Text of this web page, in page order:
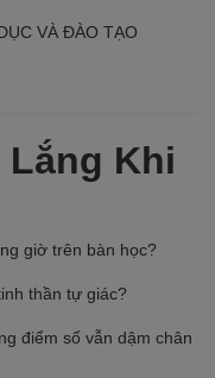
VÀ ĐÀO TẠO
Khi
giờ trên bàn học?
thần tự giác?
điểm số vẫn dậm chân